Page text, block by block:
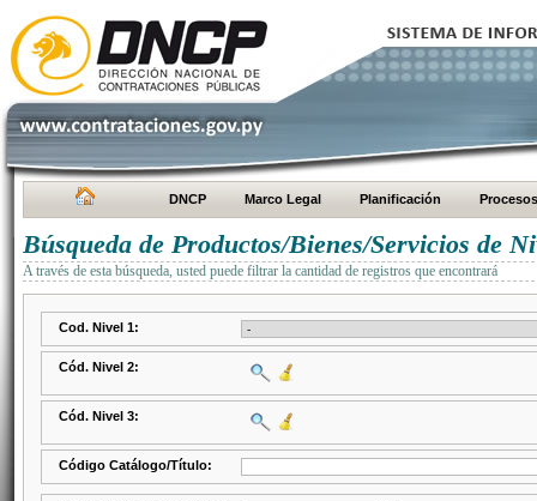
DNCP Marco Legal Planificación Procesos
Búsqueda de Productos/Bienes/Servicios de
A través de esta búsqueda, usted puede filtrar la cantidad de registros que encontrará
Cod. Nivel 1:
Cód. Nivel 2:
Cód. Nivel 3:
Código Catálogo/Título: